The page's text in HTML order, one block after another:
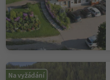
Na vyžádání